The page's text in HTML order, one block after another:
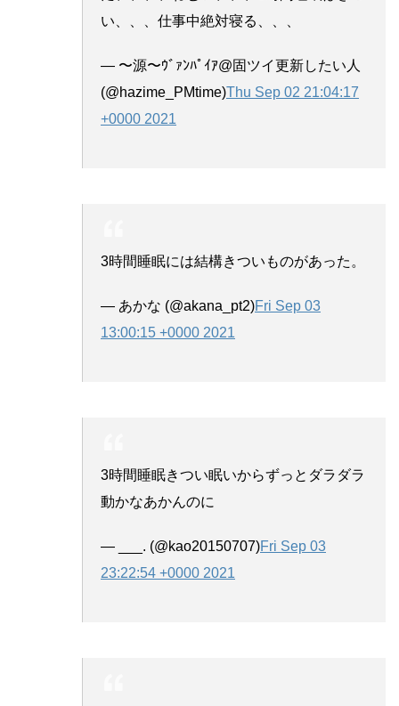
い、、、仕事中絶対寝る、、、
— 〜源〜ｳﾞｧﾝﾊﾟｲｱ@固ツイ更新したい人
(@hazime_PMtime)Thu Sep 02 21:04:17
+0000 2021
3時間睡眠には結構きついものがあった。
— あかな (@akana_pt2)Fri Sep 03
13:00:15 +0000 2021
3時間睡眠きつい眠いからずっとダラダラ
動かなあかんのに
— ___. (@kao20150707)Fri Sep 03
23:22:54 +0000 2021